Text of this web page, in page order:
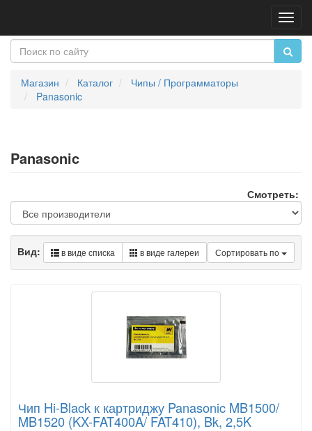
Магазин Каталог
Чипы / Программаторы
Panasonic
Panasonic
Смотреть:
Сортировать по
Вид: в виде списка в виде галереи
Чип Hi-Black к картриджу Panasonic MB1500/
MB1520 (KX-FAT400A/ FAT410), Bk, 2,5K